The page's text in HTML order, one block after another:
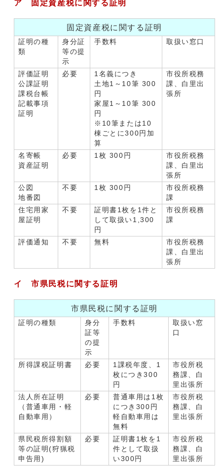
ア 固定資産税に関する証明
固定資産税に関する証明
証明の種
類
身分証
等の提
示
手数料 取扱い窓口
評価証明
公課証明
課税台帳
記載事項
証明
必要
1名義につき
土地1～10筆 300
円
家屋1～10筆 300
円
※10筆または10
棟ごとに300円加
算
市役所税務
課、白里出
張所
名寄帳
資産証明
必要 1枚 300円
市役所税務
課、白里出
張所
公図
地番図
不要 1枚 300円
市役所税務
課
住宅用家
屋証明
不要
証明書1枚を1件と
して取扱い1,300
円
市役所税務
課
評価通知 不要 無料
市役所税務
課、白里出
張所
イ 市県民税に関する証明
市県民税に関する証明
証明の種類
身分
証等
の提
示
手数料
取扱い窓
口
所得課税証明書 必要
1課税年度、1
枚につき300
円
市役所税
務課、白
里出張所
法人所在証明
（普通車用・軽
自動車用）
必要
普通車用は1枚
につき300円
軽自動車用は
無料
市役所税
務課、白
里出張所
県民税所得割額
等の証明(狩猟税
申告用)
必要
証明書1枚を1
件として取扱
い300円
市役所税
務課、白
里出張所